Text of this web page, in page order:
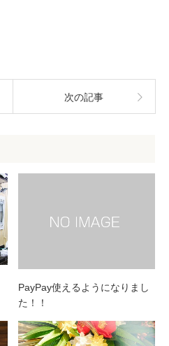
次の記事
PayPay使えるようになりまし
た！！